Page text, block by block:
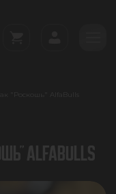
"Роскошь" AlfaBulls
ALFABULLS